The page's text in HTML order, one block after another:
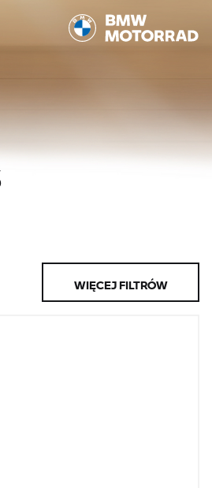
WIĘCEJ FILTRÓW